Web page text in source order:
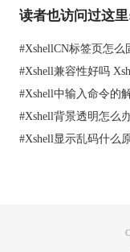
打开Xshell软件，点
在下拉菜单中查找“左
确认该选项是否被选
在设置中找到界面布
读者也访问过这
#XshellCN标签页怎
#Xshell兼容性好吗
#Xshell中输入命令的
#Xshell背景透明怎么
#Xshell显示乱码什么